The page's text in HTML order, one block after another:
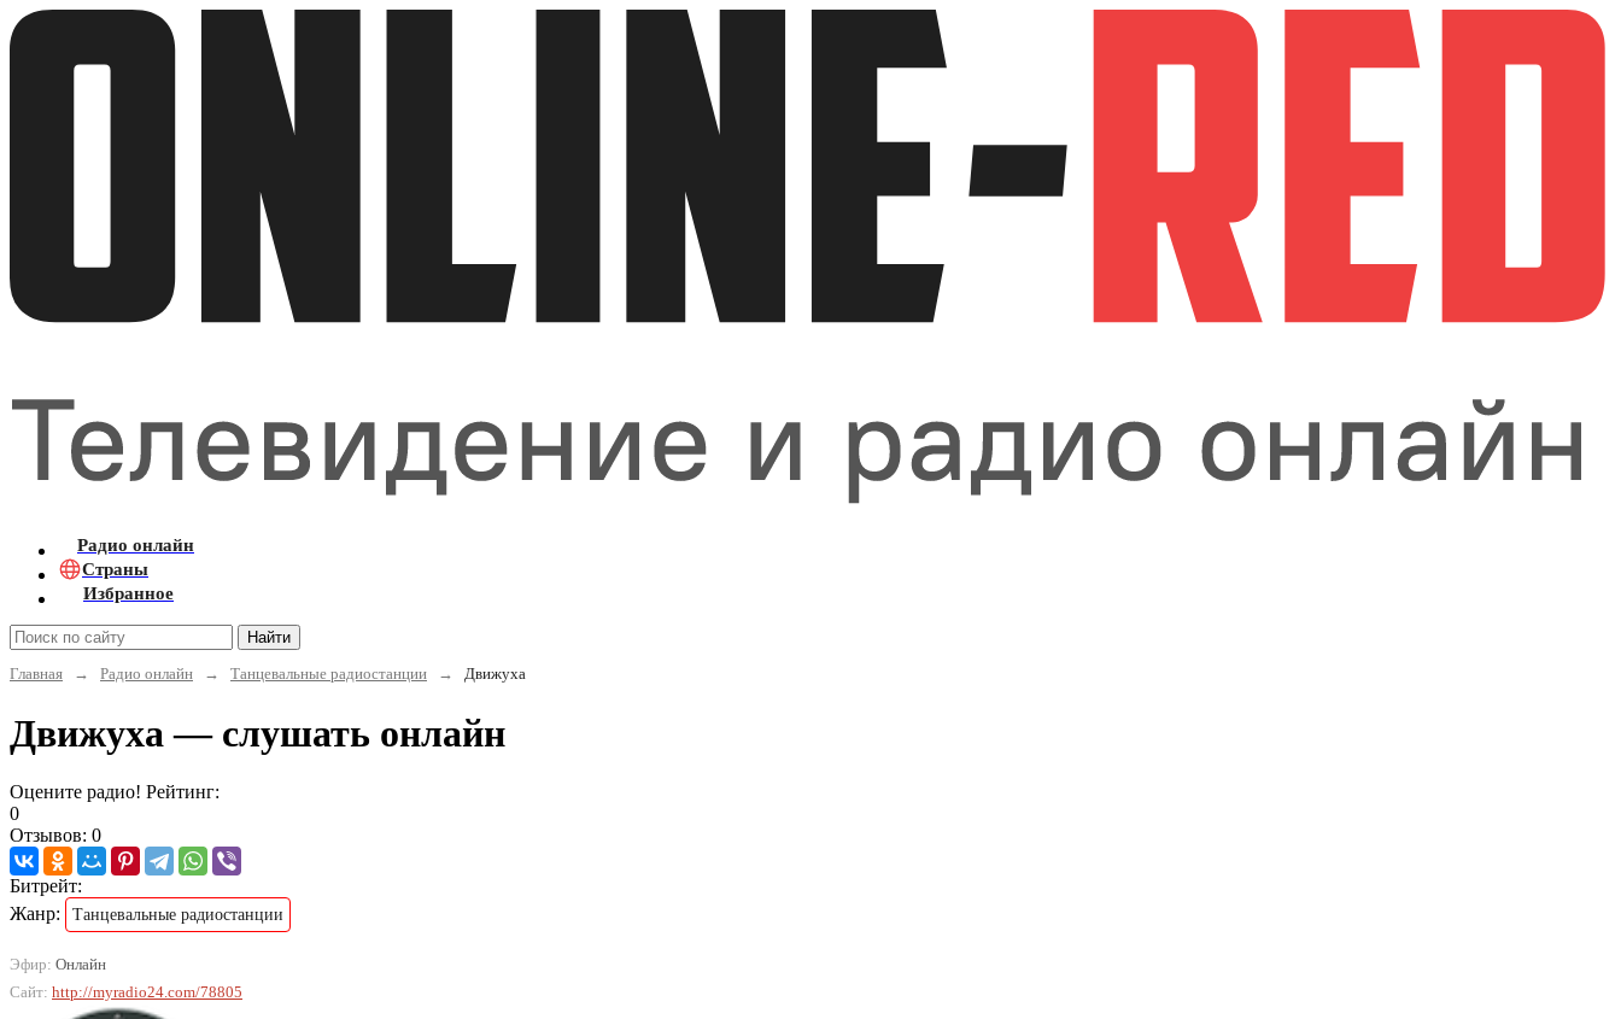
Радио онлайн
Страны
Избранное
Найти
Главная
→ Радио онлайн → Танцевальные радиостанции → Движуха
Движуха — слушать онлайн
Оцените радио! Рейтинг:
0
Отзывов: 0
Битрейт:
Жанр:
Танцевальные радиостанции
Эфир: Онлайн
Сайт: http://myradio24.com/78805